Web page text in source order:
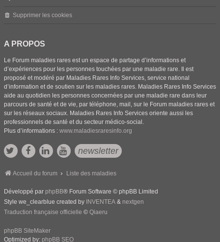
Supprimer les cookies
A PROPOS
Le Forum maladies rares est un espace de partage d’informations et
d’expériences pour les personnes touchées par une maladie rare. Il est
proposé et modéré par Maladies Rares Info Services, service national
d’information et de soutien sur les maladies rares. Maladies Rares Info Services
aide au quotidien les personnes concernées par une maladie rare dans leur
parcours de santé et de vie, par téléphone, mail, sur le Forum maladies rares et
sur les réseaux sociaux. Maladies Rares Info Services oriente aussi les
professionnels de santé et du secteur médico-social.
Plus d’informations : www.maladiesraresinfo.org
newsletter
Accueil du forum Liste des maladies
Développé par phpBB® Forum Software © phpBB Limited
Style we_clearblue created by INVENTEA & nextgen
Traduction française officielle © Qiaeru
phpBB SiteMaker
Optimized by: phpBB SEO